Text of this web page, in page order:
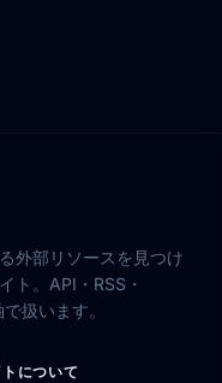
外部リソースを見つけ
ト。API・RSS・
扱います。
について